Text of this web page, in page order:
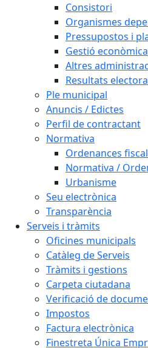
Consistori
Organismes
Pressupostos i
Gestió econòmica
Altres
Resultats
Ple municipal
Anuncis / Edictes
Perfil de contractant
Normativa
Ordenances
Normativa /
Urbanisme
Seu electrònica
Transparència
Serveis i tràmits
Oficines municipals
Catàleg de Serveis
Tràmits i gestions
Carpeta ciutadana
Verificació de
Impostos
Factura electrònica
Finestreta Única